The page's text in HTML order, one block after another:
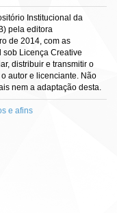
Institucional da
pela editora
de 2014, com as
Licença Creative
distribuir e transmitir o
autor e licenciante. Não
nem a adaptação desta.
e afins